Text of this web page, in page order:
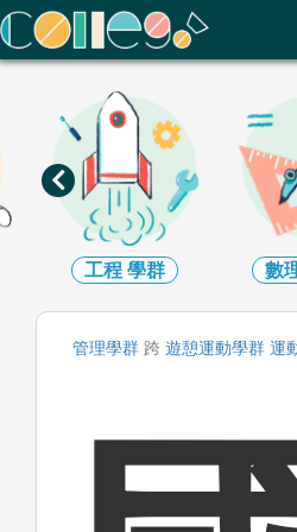
ColleGo! 大學選才與高中育才輔助系
工程 學群 數
管理學群 跨 遊憩運動學群 運